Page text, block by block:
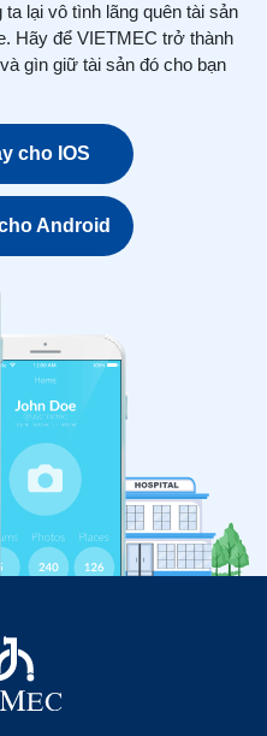
lại vô tình lãng quên tài sản
Hãy để VIETMEC trở thành
gìn giữ tài sản đó cho bạn
cho IOS
Android